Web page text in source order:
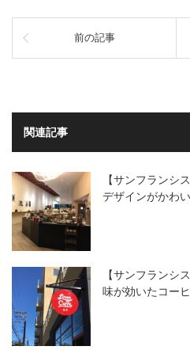
前の記事
関連記事
【サンフランシ
デザインがかわ
【サンフランシ
味が効いたコー